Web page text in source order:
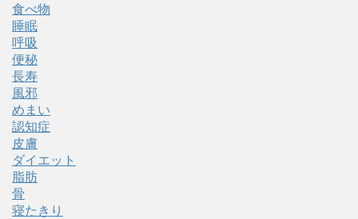
食べ物
睡眠
呼吸
便秘
長寿
風邪
めまい
認知症
皮膚
ダイエット
脂肪
骨
寝たきり